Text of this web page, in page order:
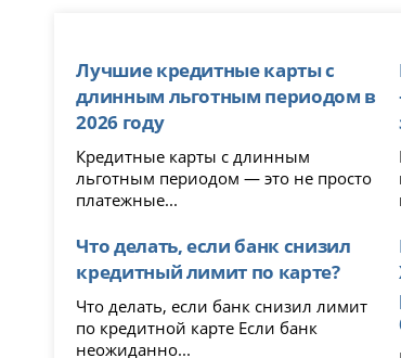
Лучшие кредитные карты с
длинным льготным периодом в
2026 году
Кредитные карты с длинным
льготным периодом — это не просто
платежные...
Что делать, если банк снизил
кредитный лимит по карте?
Что делать, если банк снизил лимит
по кредитной карте Если банк
неожиданно...